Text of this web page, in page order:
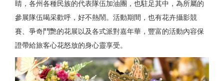
睛，各州各種民族的代表隊伍加油團，也駐足其中，為所屬的
參展隊伍喝采歡呼，好不熱鬧。活動期間，也有花卉攝影競
賽、爭奇鬥艷的花展以及各式派對嘉年華，豐富的活動內容保
證帶給旅客心花怒放的身心靈享受。